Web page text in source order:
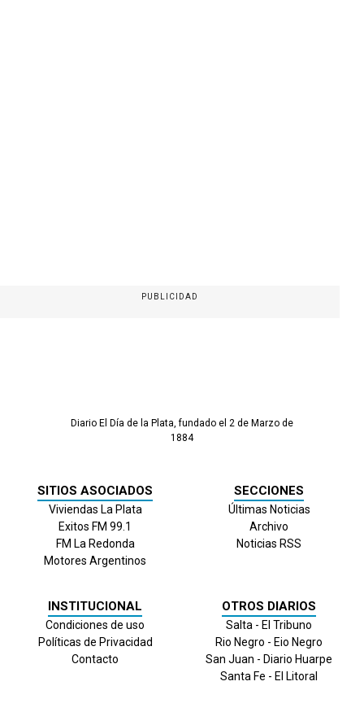
PUBLICIDAD
Diario El Día de la Plata, fundado el 2 de Marzo de
1884
SITIOS ASOCIADOS
Viviendas La Plata
Exitos FM 99.1
FM La Redonda
Motores Argentinos
SECCIONES
Últimas Noticias
Archivo
Noticias RSS
INSTITUCIONAL
Condiciones de uso
Políticas de Privacidad
Contacto
OTROS DIARIOS
Salta - El Tribuno
Rio Negro - Eio Negro
San Juan - Diario Huarpe
Santa Fe - El Litoral